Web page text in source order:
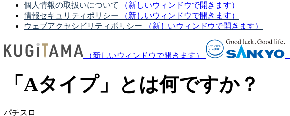
個人情報の取扱いについて
（新しいウィンドウで開きます）
情報セキュリティポリシー
（新しいウィンドウで開きます）
ウェブアクセシビリティポリシー
（新しいウィンドウで開きます）
（新しいウィンドウで開きます）
「Aタイプ」とは何ですか？
パチスロ